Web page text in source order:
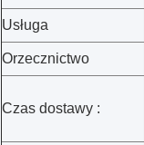
Usługa
Orzecznictwo
Czas dostawy :